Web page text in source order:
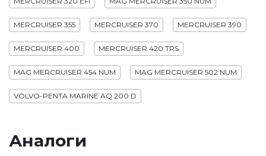
MERCRUISER 355 MERCRUISER 370 MERCRUISER 390
MERCRUISER 400 MERCRUISER 420 TRS
MAG MERCRUISER 454 NUM MAG MERCRUISER 502 NUM
VOLVO-PENTA MARINE AQ 200 D
Аналоги